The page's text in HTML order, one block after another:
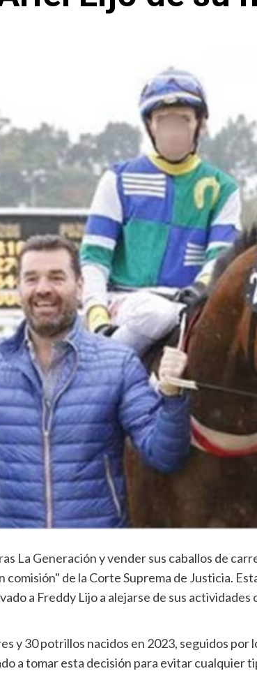
La Generación y vender sus caballos de
de la Corte Suprema de Justicia.
a Freddy Lijo a alejarse de sus actividades
y 30 potrillos nacidos en 2023, seguidos por
a tomar esta decisión para evitar cualquier